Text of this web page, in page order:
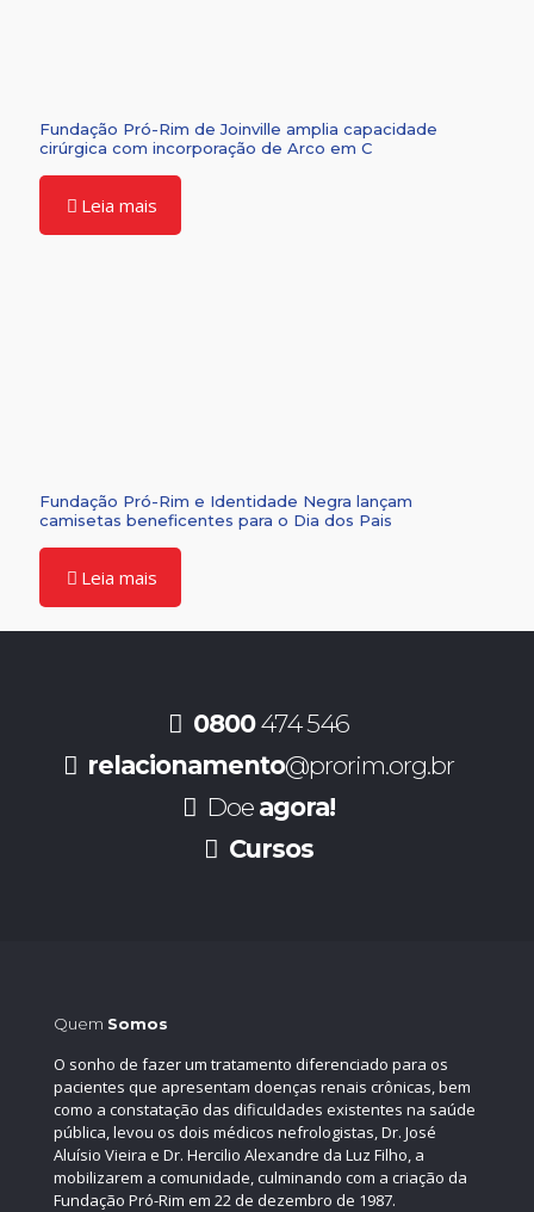
Fundação Pró-Rim de Joinville amplia capacidade
cirúrgica com incorporação de Arco em C
Leia mais
Fundação Pró-Rim e Identidade Negra lançam
camisetas beneficentes para o Dia dos Pais
Leia mais
0800474 546
relacionamento@prorim.org.br
Doe agora!
Cursos
Quem Somos
O sonho de fazer um tratamento diferenciado para os
pacientes que apresentam doenças renais crônicas, bem
como a constatação das dificuldades existentes na saúde
pública, levou os dois médicos nefrologistas, Dr. José
Aluísio Vieira e Dr. Hercilio Alexandre da Luz Filho, a
mobilizarem a comunidade, culminando com a criação da
Fundação Pró-Rim em 22 de dezembro de 1987.